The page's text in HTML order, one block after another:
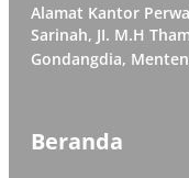
Alamat Kantor
Sarinah, JI. M.H
Gondangdia,
Beranda